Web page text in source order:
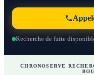
Recherche de fuite
CHRONOSERVE